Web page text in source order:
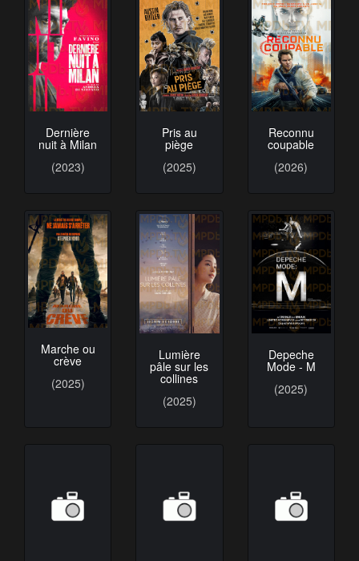
Dernière
nuit à Milan
(2023)
Pris au
piège
(2025)
Reconnu
coupable
(2026)
Marche ou
crève
(2025)
Lumière
pâle sur les
collines
(2025)
Depeche
Mode - M
(2025)